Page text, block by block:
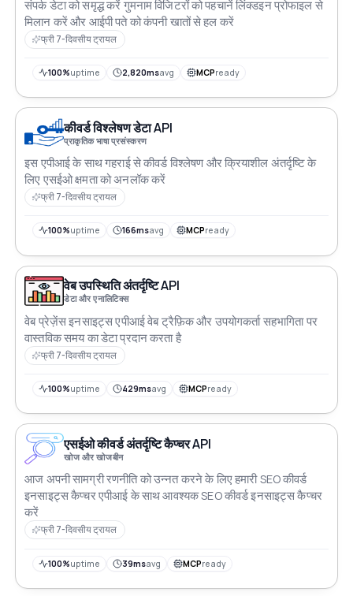
संपर्क डेटा को समृद्ध करें गुमनाम विजिटरों को पहचानें लिंक्डइन प्रोफाइल से
मिलान करें और आईपी पते को कंपनी खातों से हल करें
फ्री 7-दिवसीय ट्रायल
100%uptime 2,820msavg MCPready
कीवर्ड विश्लेषण डेटा API
प्राकृतिक भाषा प्रसंस्करण
इस एपीआई के साथ गहराई से कीवर्ड विश्लेषण और क्रियाशील अंतर्दृष्टि के
लिए एसईओ क्षमता को अनलॉक करें
फ्री 7-दिवसीय ट्रायल
100%uptime 166msavg MCPready
वेब उपस्थिति अंतर्दृष्टि API
डेटा और एनालिटिक्स
वेब प्रेज़ेंस इनसाइट्स एपीआई वेब ट्रैफ़िक और उपयोगकर्ता सहभागिता पर
वास्तविक समय का डेटा प्रदान करता है
फ्री 7-दिवसीय ट्रायल
100%uptime 429msavg MCPready
एसईओ कीवर्ड अंतर्दृष्टि कैप्चर API
खोज और खोजबीन
आज अपनी सामग्री रणनीति को उन्नत करने के लिए हमारी SEO कीवर्ड
इनसाइट्स कैप्चर एपीआई के साथ आवश्यक SEO कीवर्ड इनसाइट्स कैप्चर
करें
फ्री 7-दिवसीय ट्रायल
100%uptime 39msavg MCPready